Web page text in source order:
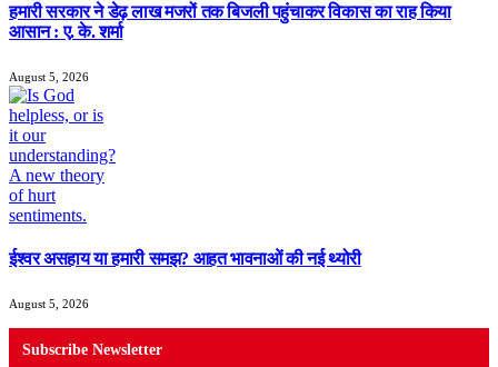
हमारी सरकार ने डेढ़ लाख मजरों तक बिजली पहुंचाकर विकास का राह किया
आसान : ए. के. शर्मा
August 5, 2026
ईश्वर असहाय या हमारी समझ? आहत भावनाओं की नई थ्योरी
August 5, 2026
Subscribe Newsletter